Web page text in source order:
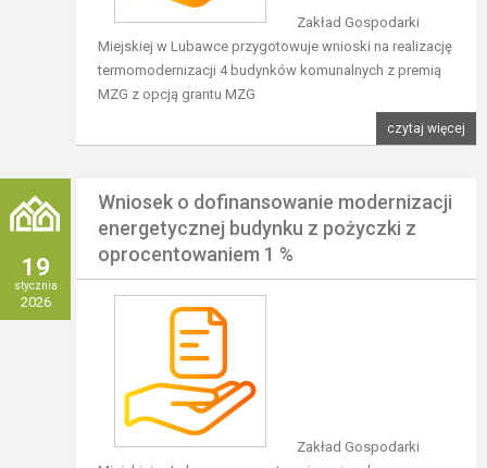
Zakład Gospodarki
Miejskiej w Lubawce przygotowuje wnioski na realizację
termomodernizacji 4 budynków komunalnych z premią
MZG z opcją grantu MZG
czytaj więcej
19
stycznia
2026
Wniosek o dofinansowanie modernizacji
energetycznej budynku z pożyczki z
oprocentowaniem 1 %
Zakład Gospodarki